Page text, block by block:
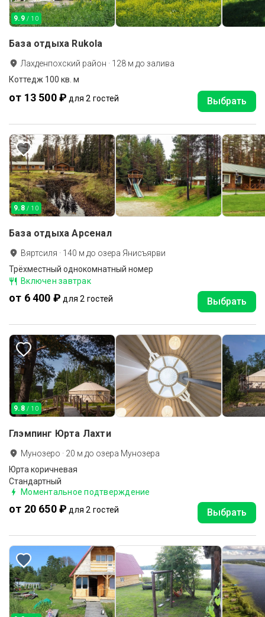
9.9 / 10
База отдыха Rukola
Лахденпохский район · 128 м до залива
Коттедж 100 кв. м
от 13 500 ₽ для 2 гостей Выбрать
9.8 / 10
База отдыха Арсенал
Вяртсиля · 140 м до озера Янисъярви
Трёхместный однокомнатный номер
Включен завтрак
от 6 400 ₽ для 2 гостей Выбрать
9.8 / 10
Глэмпинг Юрта Лахти
Мунозеро · 20 м до озера Мунозера
Юрта коричневая
Стандартный
Моментальное подтверждение
от 20 650 ₽ для 2 гостей Выбрать